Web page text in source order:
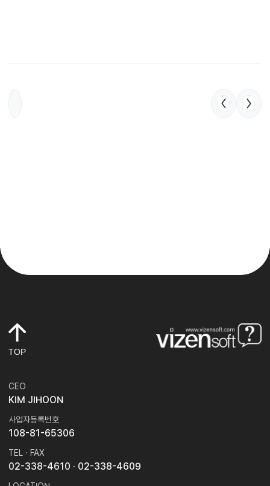
TOP
CEO
KIM JIHOON
사업자등록번호
108-81-65306
TEL · FAX
02-338-4610 · 02-338-4609